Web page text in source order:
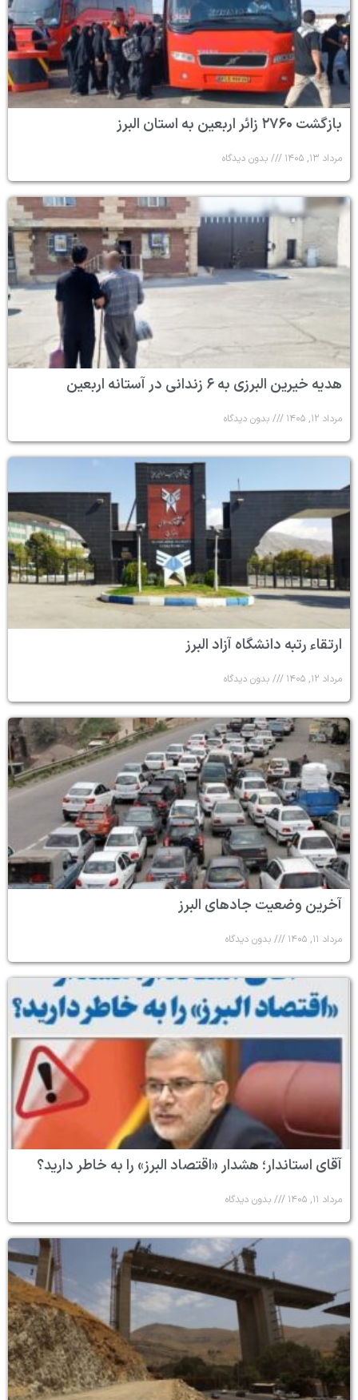
بازگشت ۲۷۶۰ زائر اربعین به استان البرز
مرداد ۱۳, ۱۴۰۵ بدون دیدگاه
هدیه خیرین البرزی به ۶ زندانی در آستانه اربعین
مرداد ۱۲, ۱۴۰۵ بدون دیدگاه
ارتقاء رتبه دانشگاه آزاد البرز
مرداد ۱۲, ۱۴۰۵ بدون دیدگاه
آخرین وضعیت جادهای البرز
مرداد ۱۱, ۱۴۰۵ بدون دیدگاه
آقای استاندار؛ هشدار «اقتصاد البرز» را به خاطر دارید؟
مرداد ۱۱, ۱۴۰۵ بدون دیدگاه